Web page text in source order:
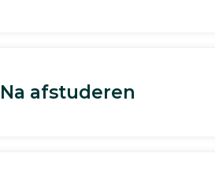
Na afstuderen